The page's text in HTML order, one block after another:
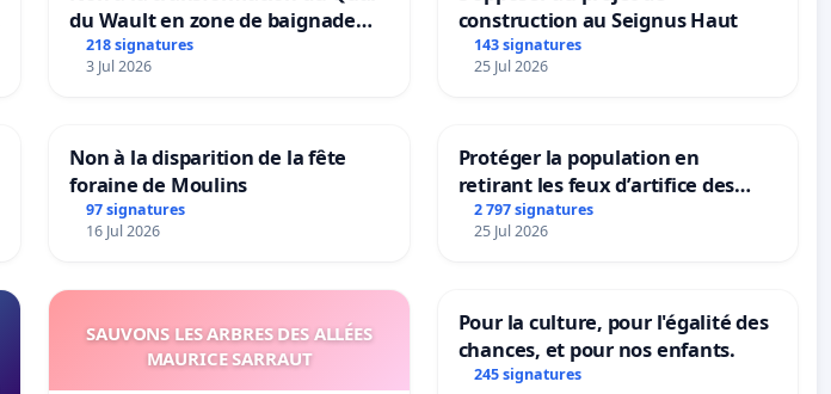
du Wault en zone de baignade
urbaine
218 signatures
3 Jul 2026
construction au Seignus Haut
143 signatures
25 Jul 2026
Non à la disparition de la fête
foraine de Moulins
97 signatures
16 Jul 2026
Protéger la population en
retirant les feux d’artifice des
rayons
2 797 signatures
25 Jul 2026
SAUVONS LES ARBRES DES ALLÉES
MAURICE SARRAUT
Pour la culture, pour l'égalité des
chances, et pour nos enfants.
245 signatures